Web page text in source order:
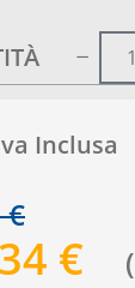
Inclusa
€
€ (